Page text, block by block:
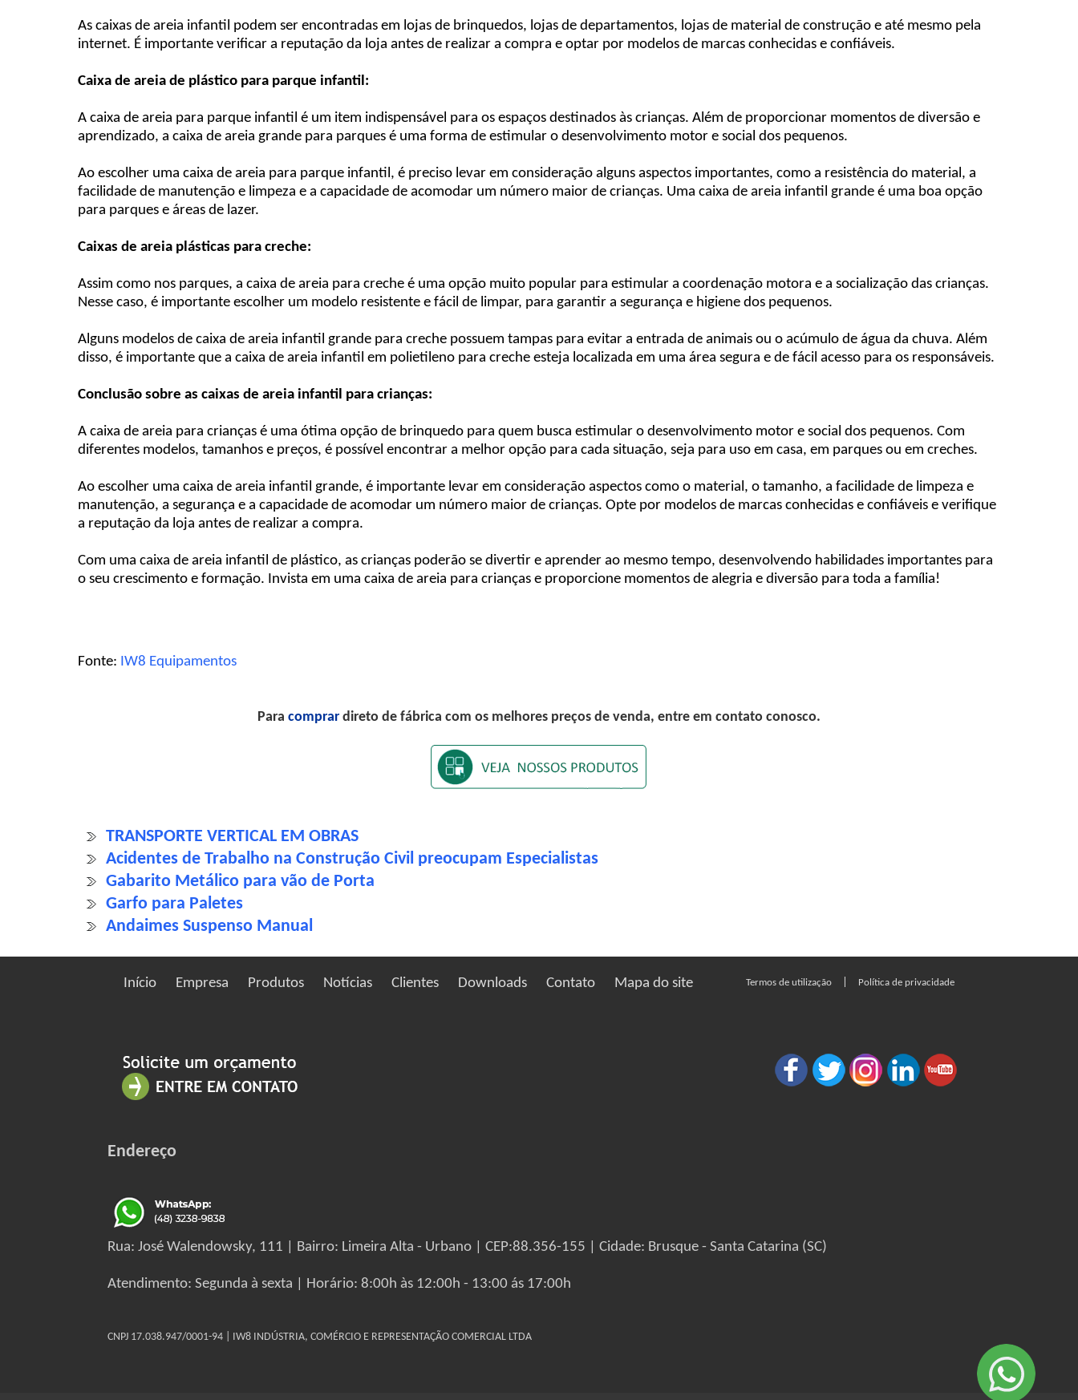
As caixas de areia infantil podem ser encontradas em lojas de brinquedos, lojas de departamentos, lojas de material de construção e até mesmo pela
internet. É importante verificar a reputação da loja antes de realizar a compra e optar por modelos de marcas conhecidas e confiáveis.
Caixa de areia de plástico para parque infantil:
A caixa de areia para parque infantil é um item indispensável para os espaços destinados às crianças. Além de proporcionar momentos de diversão e
aprendizado, a caixa de areia grande para parques é uma forma de estimular o desenvolvimento motor e social dos pequenos.
Ao escolher uma caixa de areia para parque infantil, é preciso levar em consideração alguns aspectos importantes, como a resistência do material, a
facilidade de manutenção e limpeza e a capacidade de acomodar um número maior de crianças. Uma caixa de areia infantil grande é uma boa opção
para parques e áreas de lazer.
Caixas de areia plásticas para creche:
Assim como nos parques, a caixa de areia para creche é uma opção muito popular para estimular a coordenação motora e a socialização das crianças.
Nesse caso, é importante escolher um modelo resistente e fácil de limpar, para garantir a segurança e higiene dos pequenos.
Alguns modelos de caixa de areia infantil grande para creche possuem tampas para evitar a entrada de animais ou o acúmulo de água da chuva. Além
disso, é importante que a caixa de areia infantil em polietileno para creche esteja localizada em uma área segura e de fácil acesso para os responsáveis.
Conclusão sobre as caixas de areia infantil para crianças:
A caixa de areia para crianças é uma ótima opção de brinquedo para quem busca estimular o desenvolvimento motor e social dos pequenos. Com
diferentes modelos, tamanhos e preços, é possível encontrar a melhor opção para cada situação, seja para uso em casa, em parques ou em creches.
Ao escolher uma caixa de areia infantil grande, é importante levar em consideração aspectos como o material, o tamanho, a facilidade de limpeza e
manutenção, a segurança e a capacidade de acomodar um número maior de crianças. Opte por modelos de marcas conhecidas e confiáveis e verifique
a reputação da loja antes de realizar a compra.
Com uma caixa de areia infantil de plástico, as crianças poderão se divertir e aprender ao mesmo tempo, desenvolvendo habilidades importantes para
o seu crescimento e formação. Invista em uma caixa de areia para crianças e proporcione momentos de alegria e diversão para toda a família!
Fonte: IW8 Equipamentos
Para comprardireto de fábrica com os melhores preços de venda, entre em contato conosco.
TRANSPORTE VERTICAL EM OBRAS
Acidentes de Trabalho na Construção Civil preocupam Especialistas
Gabarito Metálico para vão de Porta
Garfo para Paletes
Andaimes Suspenso Manual
Início Empresa Produtos Notícias Clientes Downloads Contato Mapa do site Termos de utilização Política de privacidade
Endereço
Rua: José Walendowsky, 111 | Bairro: Limeira Alta - Urbano | CEP:88.356-155 | Cidade: Brusque - Santa Catarina (SC)
Atendimento: Segunda à sexta | Horário: 8:00h às 12:00h - 13:00 ás 17:00h
CNPJ 17.038.947/0001-94 | IW8 INDÚSTRIA, COMÉRCIO E REPRESENTAÇÃO COMERCIAL LTDA